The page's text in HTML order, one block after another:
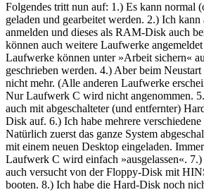
Folgendes tritt nun auf: 1.) Es kann normal
geladen und gearbeitet werden. 2.) Ich
anmelden und dieses als RAM-Disk auch
können auch weitere Laufwerke
Laufwerke können unter »Arbeit sichern«
geschrieben werden. 4.) Aber beim
nicht mehr. (Alle anderen Laufwerke
Nur Laufwerk C wird nicht angenommen.
auch mit abgeschalteter (und entfernter)
Disk auf. 6.) Ich habe mehrere
Natürlich zuerst das ganze System
mit einem neuen Desktop eingeladen.
Laufwerk C wird einfach »ausgelassen«.
auch versucht von der Floppy-Disk mit
booten. 8.) Ich habe die Hard-Disk noch